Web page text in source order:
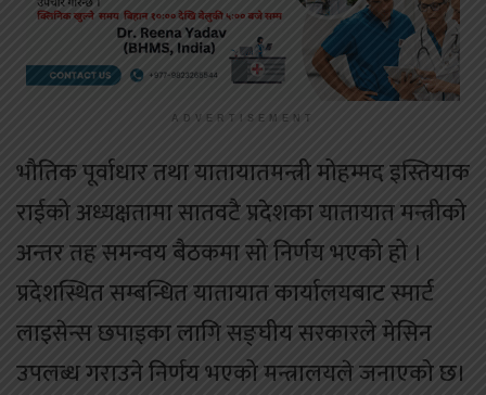
ADVERTISEMENT
भौतिक पूर्वाधार तथा यातायातमन्त्री मोहम्मद इस्तियाक
राईको अध्यक्षतामा सातवटै प्रदेशका यातायात मन्त्रीको
अन्तर तह समन्वय बैठकमा सो निर्णय भएको हो ।
प्रदेशस्थित सम्बन्धित यातायात कार्यालयबाट स्मार्ट
लाइसेन्स छपाइका लागि सङ्घीय सरकारले मेसिन
उपलब्ध गराउने निर्णय भएको मन्त्रालयले जनाएको छ।